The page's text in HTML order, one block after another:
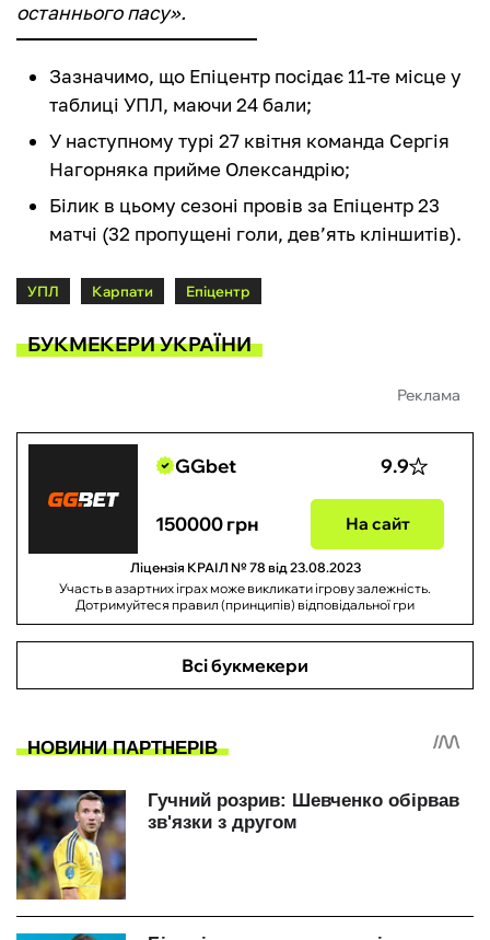
останнього пасу».
Зазначимо, що Епіцентр посідає 11-те місце у
таблиці УПЛ, маючи 24 бали;
У наступному турі 27 квітня команда Сергія
Нагорняка прийме Олександрію;
Білик в цьому сезоні провів за Епіцентр 23
матчі (32 пропущені голи, дев’ять кліншитів).
УПЛ Карпати Епіцентр
БУКМЕКЕРИ УКРАЇНИ
Реклама
GGbet 9.9
150000 грн На сайт
Ліцензія КРАІЛ № 78 від 23.08.2023
Участь в азартних іграх може викликати ігрову залежність.
Дотримуйтеся правил (принципів) відповідальної гри
Всі букмекери